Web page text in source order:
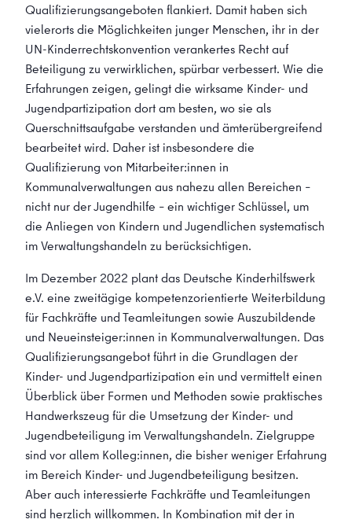
Qualifizierungsangeboten flankiert. Damit haben sich
vielerorts die Möglichkeiten junger Menschen, ihr in der
UN-Kinderrechtskonvention verankertes Recht auf
Beteiligung zu verwirklichen, spürbar verbessert. Wie die
Erfahrungen zeigen, gelingt die wirksame Kinder- und
Jugendpartizipation dort am besten, wo sie als
Querschnittsaufgabe verstanden und ämterübergreifend
bearbeitet wird. Daher ist insbesondere die
Qualifizierung von Mitarbeiter:innen in
Kommunalverwaltungen aus nahezu allen Bereichen –
nicht nur der Jugendhilfe – ein wichtiger Schlüssel, um
die Anliegen von Kindern und Jugendlichen systematisch
im Verwaltungshandeln zu berücksichtigen.
Im Dezember 2022 plant das Deutsche Kinderhilfswerk
e.V. eine zweitägige kompetenzorientierte Weiterbildung
für Fachkräfte und Teamleitungen sowie Auszubildende
und Neueinsteiger:innen in Kommunalverwaltungen. Das
Qualifizierungsangebot führt in die Grundlagen der
Kinder- und Jugendpartizipation ein und vermittelt einen
Überblick über Formen und Methoden sowie praktisches
Handwerkszeug für die Umsetzung der Kinder- und
Jugendbeteiligung im Verwaltungshandeln. Zielgruppe
sind vor allem Kolleg:innen, die bisher weniger Erfahrung
im Bereich Kinder- und Jugendbeteiligung besitzen.
Aber auch interessierte Fachkräfte und Teamleitungen
sind herzlich willkommen. In Kombination mit der in